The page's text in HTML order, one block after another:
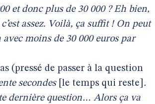
et donc plus de 30 000 ? Eh bien,
assez. Voilà, ça suffit ! On peut
moins de 30 000 euros par
(pressé de passer à la question
secondes[le temps qui reste] .
dernière question… Alors ça va